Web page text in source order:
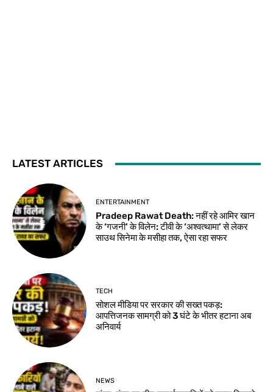
LATEST ARTICLES
ENTERTAINMENT
Pradeep Rawat Death: नहीं रहे आमिर खान
के ‘गजनी’ के विलेन: टीवी के ‘अश्वत्थामा’ से लेकर
साउथ सिनेमा के मसीहा तक, ऐसा रहा सफर
TECH
सोशल मीडिया पर सरकार की सख्त पकड़:
आपत्तिजनक सामग्री को 3 घंटे के भीतर हटाना अब
अनिवार्य
NEWS